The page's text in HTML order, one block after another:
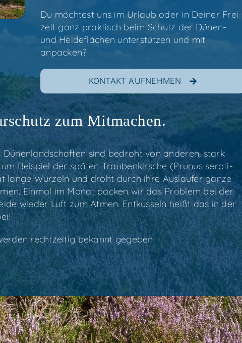
Du möch­test uns im Urlaub oder in Dei­ner Frei­
zeit ganz prak­tisch beim Schutz der Dünen-
und Hei­de­flä­chen unter­stüt­zen und mit
anpacken?
KON­TAKT AUFNEHMEN
zum Mitmachen.
sind bedroht von ande­ren, stark
Bei­spiel der spä­ten Trau­ben­kir­sche (Pru­nus sero­ti­
lan­ge Wur­zeln und droht durch ihre Aus­läu­fer gan­ze
Ein­mal im Monat packen wir das Pro­blem bei der
wie­der Luft zum Atmen. Ent­kus­seln heißt das in der
recht­zei­tig bekannt gegeben.